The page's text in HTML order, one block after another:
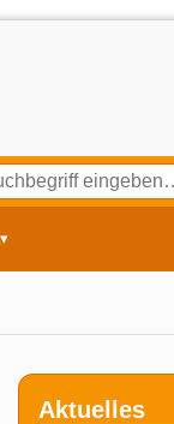
Aktuelles